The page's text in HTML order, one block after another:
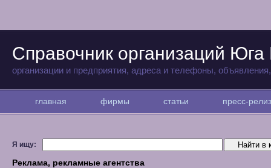
Справочник организаций Юга
организации и предприятия, адреса и телефоны,
главная фирмы статьи пресс-
Я ищу:
Реклама, рекламные агентства